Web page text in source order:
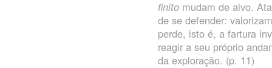
finito mudam de alvo.
de se defender:
perde, isto é, a fartura
reagir a seu próprio
da exploração. (p. 11)